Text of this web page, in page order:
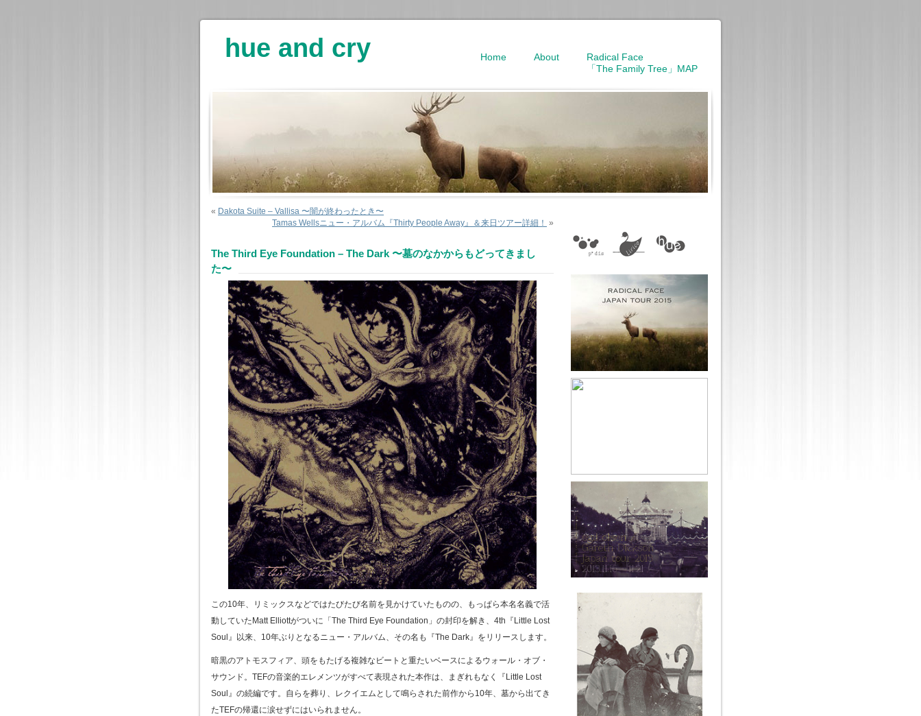
hue and cry Home About
Radical Face
「The Family Tree」MAP
« Dakota Suite – Vallisa 〜闇が終わったとき〜
Tamas Wellsニュー・アルバム『Thirty People Away』＆来日ツアー詳細！ »
The Third Eye Foundation – The Dark 〜墓のなかからもどってきまし
た〜
この10年、リミックスなどではたびたび名前を見かけていたものの、もっぱら本名名義で活
動していたMatt Elliottがついに「The Third Eye Foundation」の封印を解き、4th『Little Lost
Soul』以来、10年ぶりとなるニュー・アルバム、その名も『The Dark』をリリースします。
暗黒のアトモスフィア、頭をもたげる複雑なビートと重たいベースによるウォール・オブ・
サウンド。TEFの音楽的エレメンツがすべて表現された本作は、まぎれもなく『Little Lost
Soul』の続編です。自らを葬り、レクイエムとして鳴らされた前作から10年、墓から出てき
たTEFの帰還に涙せずにはいられません。